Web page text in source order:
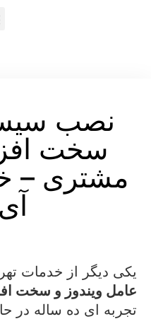
نصب
سخت
مشتری –
یکی دیگر از خدمات
عامل ویندوز و سخت
تجربه ای ده ساله در